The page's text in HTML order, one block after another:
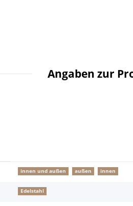
Angaben zur
innen und außen außen innen
Edelstahl